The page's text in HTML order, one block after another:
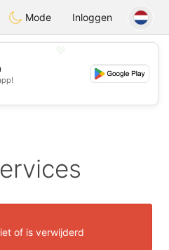
Dating
Mode Inloggen
💕
of is verwijderd